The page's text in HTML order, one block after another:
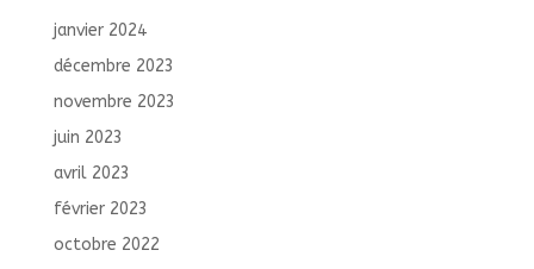
janvier 2024
décembre 2023
novembre 2023
juin 2023
avril 2023
février 2023
octobre 2022